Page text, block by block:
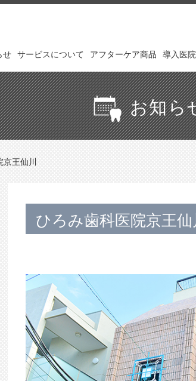
せ サービスについて アフターケア商品 導入医
お知ら
京王仙川
ひろみ歯科医院京王仙